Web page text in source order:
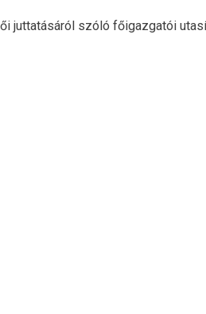
juttatásáról szóló főigazgatói